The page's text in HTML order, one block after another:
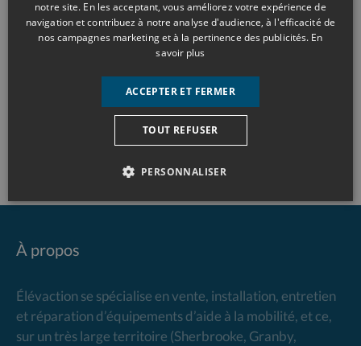
00:00 00:47
Catégories
Modifications au Programme d’adaptation de
À propos
Élévaction se spécialise en vente, installation, entretien
et réparation d’équipements d’aide à la mobilité, et ce,
sur un très large territoire (Sherbrooke, Granby,
notre site. En les acceptant, vous améliorez votre expérience de
navigation et contribuez à notre analyse d'audience, à l'efficacité de
nos campagnes marketing et à la pertinence des publicités. En
savoir plus
ACCEPTER ET FERMER
TOUT REFUSER
PERSONNALISER